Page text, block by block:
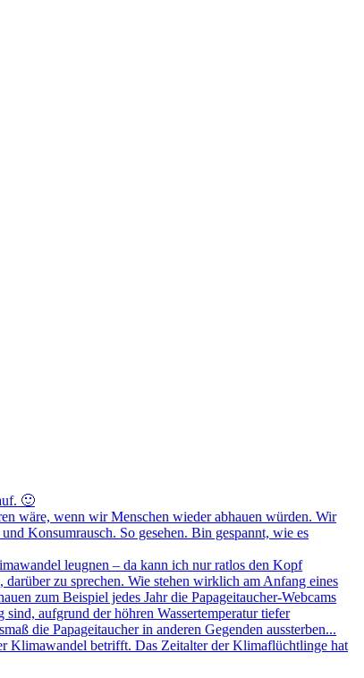
🙂
wäre, wenn wir Menschen wieder abhauen würden. Wir
Konsumrausch. So gesehen. Bin gespannt, wie es
leugnen – da kann ich nur ratlos den Kopf
zu sprechen. Wie stehen wirklich am Anfang eines
zum Beispiel jedes Jahr die Papageitaucher-Webcams
aufgrund der höhren Wassertemperatur tiefer
die Papageitaucher in anderen Gegenden aussterben...
Klimawandel betrifft. Das Zeitalter der Klimaflüchtlinge hat